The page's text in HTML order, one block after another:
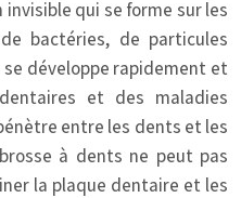
qui se forme sur les
bactéries, de particules
développe rapidement et
et des maladies
entre les dents et les
à dents ne peut pas
la plaque dentaire et les